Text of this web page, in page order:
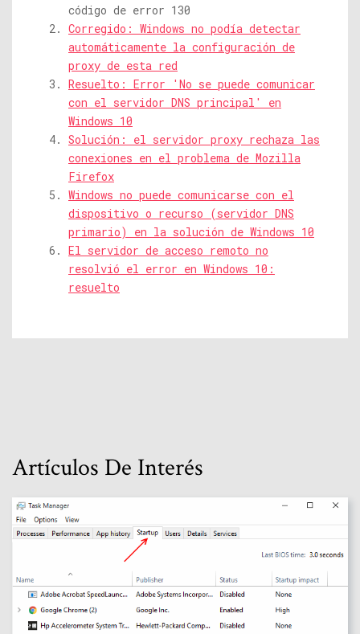
código de error 130
Corregido: Windows no podía detectar
automáticamente la configuración de
proxy de esta red
Resuelto: Error 'No se puede comunicar
con el servidor DNS principal' en
Windows 10
Solución: el servidor proxy rechaza las
conexiones en el problema de Mozilla
Firefox
Windows no puede comunicarse con el
dispositivo o recurso (servidor DNS
primario) en la solución de Windows 10
El servidor de acceso remoto no
resolvió el error en Windows 10:
resuelto
Artículos De Interés